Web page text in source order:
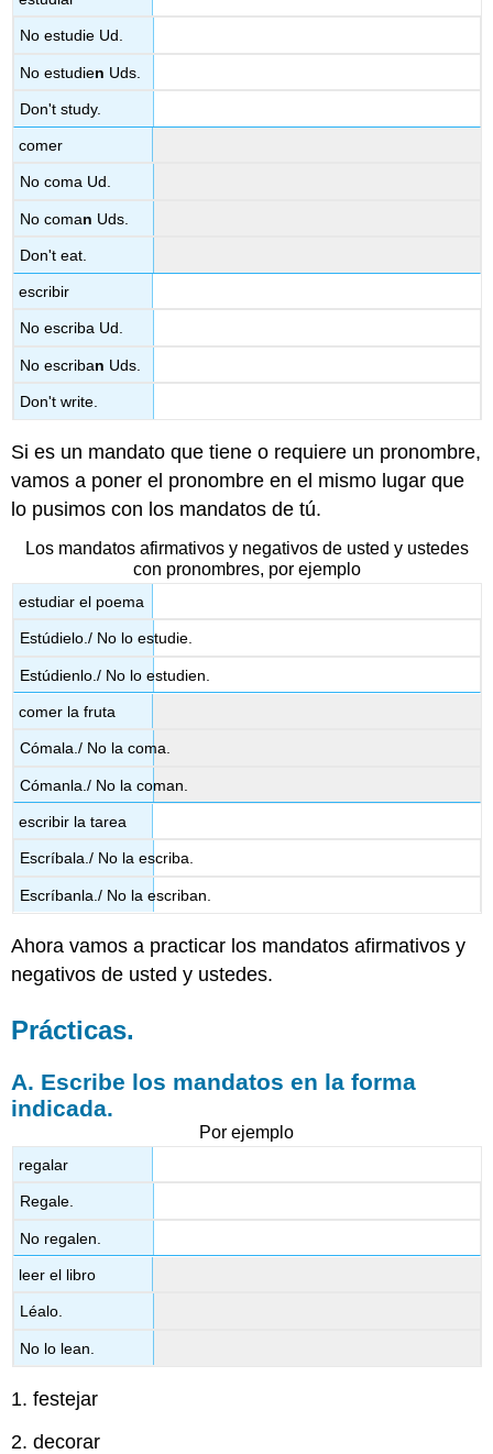
No estudie Ud.
No estudien Uds.
Don't study.
comer
No coma Ud.
No coman Uds.
Don't eat.
escribir
No escriba Ud.
No escriban Uds.
Don't write.
Si es un mandato que tiene o requiere un pronombre,
vamos a poner el pronombre en el mismo lugar que
lo pusimos con los mandatos de tú.
Los mandatos afirmativos y negativos de usted y ustedes
con pronombres, por ejemplo
estudiar el poema
Estúdielo./ No lo estudie.
Estúdienlo./ No lo estudien.
comer la fruta
Cómala./ No la coma.
Cómanla./ No la coman.
escribir la tarea
Escríbala./ No la escriba.
Escríbanla./ No la escriban.
Ahora vamos a practicar los mandatos afirmativos y
negativos de usted y ustedes.
Prácticas.
A. Escribe los mandatos en la forma
indicada.
Por ejemplo
regalar
Regale.
No regalen.
leer el libro
Léalo.
No lo lean.
1. festejar
2. decorar